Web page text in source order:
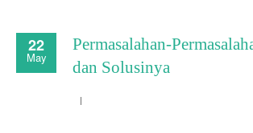
22
May
Permasalahan-
dan Solusinya